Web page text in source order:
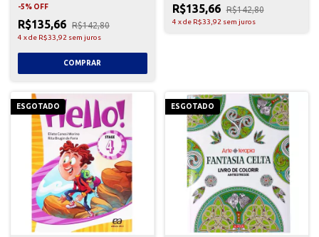
-5% OFF
R$135,66 R$142,80
4 xde R$33,92 sem juros
R$135,66 R$142,80
4 xde R$33,92 sem juros
ESGOTADO ESGOTADO